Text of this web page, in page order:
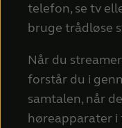
telefon, se tv
bruge trådløse
Når du
forstår du i
samtalen, når
høreapparater